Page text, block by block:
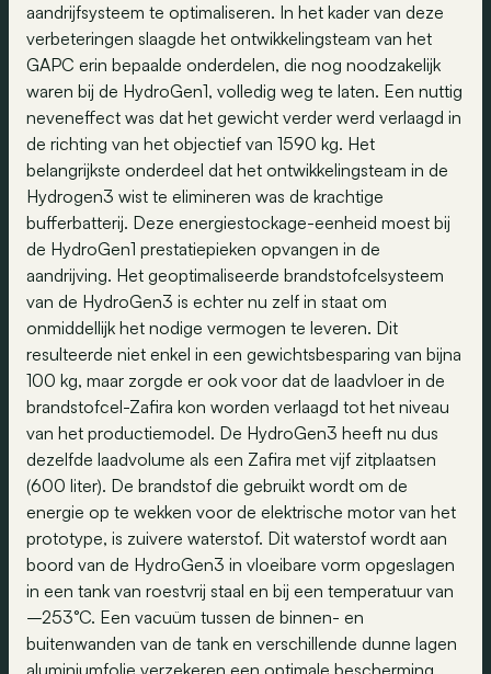
aandrijfsysteem te optimaliseren. In het kader van deze
verbeteringen slaagde het ontwikkelingsteam van het
GAPC erin bepaalde onderdelen, die nog noodzakelijk
waren bij de HydroGen1, volledig weg te laten. Een nuttig
neveneffect was dat het gewicht verder werd verlaagd in
de richting van het objectief van 1590 kg. Het
belangrijkste onderdeel dat het ontwikkelingsteam in de
Hydrogen3 wist te elimineren was de krachtige
bufferbatterij. Deze energiestockage-eenheid moest bij
de HydroGen1 prestatiepieken opvangen in de
aandrijving. Het geoptimaliseerde brandstofcelsysteem
van de HydroGen3 is echter nu zelf in staat om
onmiddellijk het nodige vermogen te leveren. Dit
resulteerde niet enkel in een gewichtsbesparing van bijna
100 kg, maar zorgde er ook voor dat de laadvloer in de
brandstofcel-Zafira kon worden verlaagd tot het niveau
van het productiemodel. De HydroGen3 heeft nu dus
dezelfde laadvolume als een Zafira met vijf zitplaatsen
(600 liter). De brandstof die gebruikt wordt om de
energie op te wekken voor de elektrische motor van het
prototype, is zuivere waterstof. Dit waterstof wordt aan
boord van de HydroGen3 in vloeibare vorm opgeslagen
in een tank van roestvrij staal en bij een temperatuur van
–253°C. Een vacuüm tussen de binnen- en
buitenwanden van de tank en verschillende dunne lagen
aluminiumfolie verzekeren een optimale bescherming